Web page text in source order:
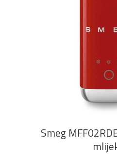
DODAJ U
Smeg